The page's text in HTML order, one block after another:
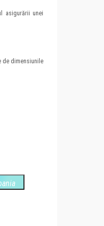
asigurării unei
de dimensiunile